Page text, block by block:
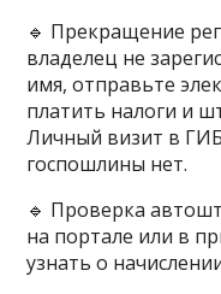
🔹 Прекращение
владелец не
имя, отправьте
платить налоги и
Личный визит в
госпошлины нет.
🔹 Проверка
на портале или в
узнать о